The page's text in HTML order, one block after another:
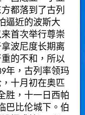
都落到了古列
逼近的波斯大
首次举行尊崇
波尼度长期离
的不和，所以
年，古列率领玛
十月初在奥匹
胜，十一日西帕
巴比伦城下。伯